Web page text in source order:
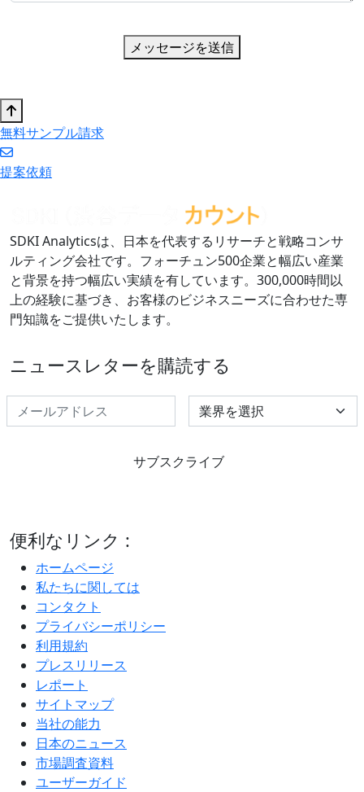
メッセージを送信
無料サンプル請求
提案依頼
SDKI Analyticsは、日本を代表するリサーチと戦略コンサ
ルティング会社です。フォーチュン500企業と幅広い産業
と背景を持つ幅広い実績を有しています。300,000時間以
上の経験に基づき、お客様のビジネスニーズに合わせた専
門知識をご提供いたします。
ニュースレターを購読する
Select Industry
サブスクライブ
便利なリンク :
ホームページ
私たちに関しては
コンタクト
プライバシーポリシー
利用規約
プレスリリース
レポート
サイトマップ
当社の能力
日本のニュース
市場調査資料
ユーザーガイド